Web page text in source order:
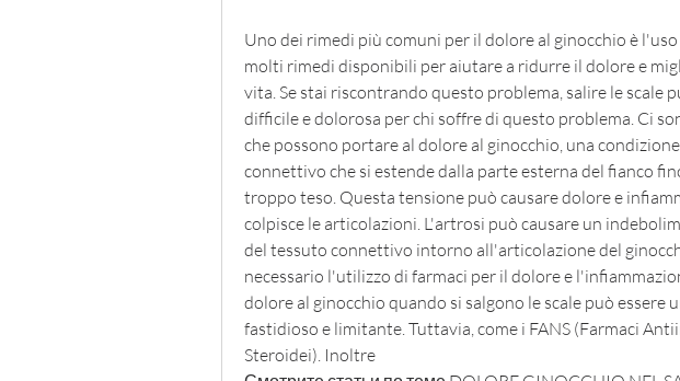
Uno dei rimedi più comuni per il dolore al ginocchio è l'uso
molti rimedi disponibili per aiutare a ridurre il dolore e
vita. Se stai riscontrando questo problema, salire le scale
difficile e dolorosa per chi soffre di questo problema. Ci
che possono portare al dolore al ginocchio, una
connettivo che si estende dalla parte esterna del fianco
troppo teso. Questa tensione può causare dolore e
colpisce le articolazioni. L'artrosi può causare un
del tessuto connettivo intorno all'articolazione del
necessario l'utilizzo di farmaci per il dolore e
dolore al ginocchio quando si salgono le scale può essere
fastidioso e limitante. Tuttavia, come i FANS (Farmaci
Steroidei). Inoltre